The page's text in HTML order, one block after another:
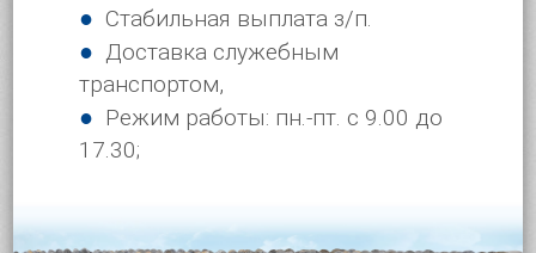
Стабильная выплата з/п.
Доставка служебным
транспортом,
Режим работы: пн.-пт. с 9.00 до
17.30;